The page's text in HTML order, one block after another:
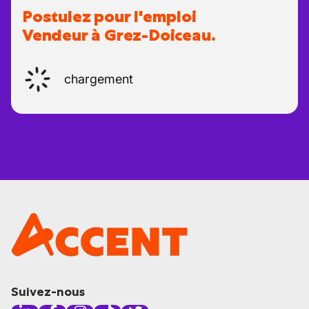
Postulez pour l'emploi
Vendeur à Grez-Doiceau.
chargement
Suivez-nous